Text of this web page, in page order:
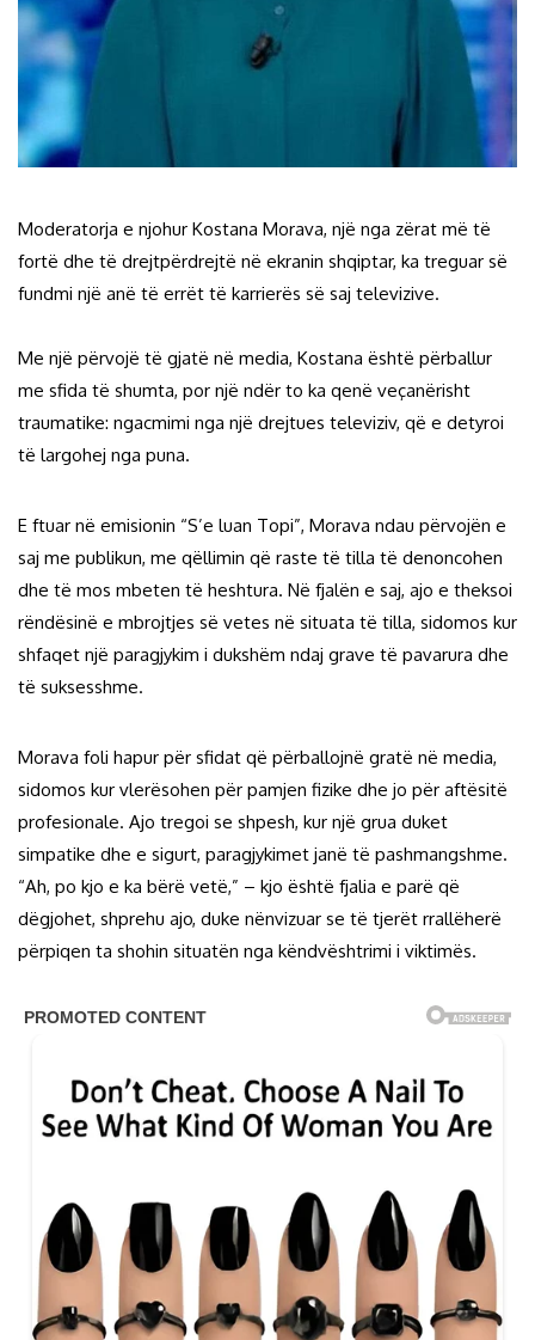
Moderatorja e njohur Kostana Morava, një nga zërat më të
fortë dhe të drejtpërdrejtë në ekranin shqiptar, ka treguar së
fundmi një anë të errët të karrierës së saj televizive.
Me një përvojë të gjatë në media, Kostana është përballur
me sfida të shumta, por një ndër to ka qenë veçanërisht
traumatike: ngacmimi nga një drejtues televiziv, që e detyroi
të largohej nga puna.
E ftuar në emisionin “S’e luan Topi”, Morava ndau përvojën e
saj me publikun, me qëllimin që raste të tilla të denoncohen
dhe të mos mbeten të heshtura. Në fjalën e saj, ajo e theksoi
rëndësinë e mbrojtjes së vetes në situata të tilla, sidomos kur
shfaqet një paragjykim i dukshëm ndaj grave të pavarura dhe
të suksesshme.
Morava foli hapur për sfidat që përballojnë gratë në media,
sidomos kur vlerësohen për pamjen fizike dhe jo për aftësitë
profesionale. Ajo tregoi se shpesh, kur një grua duket
simpatike dhe e sigurt, paragjykimet janë të pashmangshme.
“Ah, po kjo e ka bërë vetë,” – kjo është fjalia e parë që
dëgjohet, shprehu ajo, duke nënvizuar se të tjerët rrallëherë
përpiqen ta shohin situatën nga këndvështrimi i viktimës.